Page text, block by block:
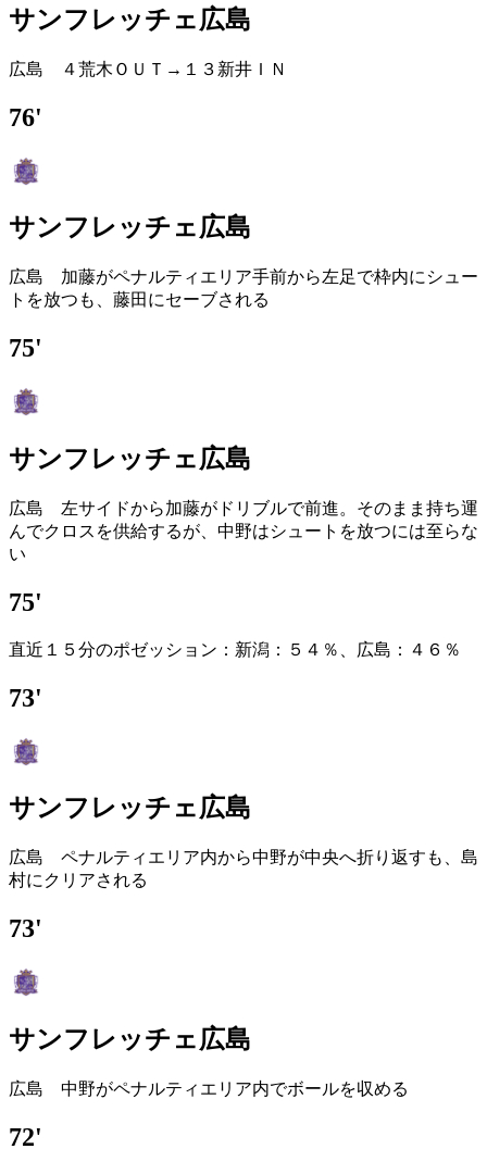
サンフレッチェ広島
広島 ４荒木ＯＵＴ→１３新井ＩＮ
76'
サンフレッチェ広島
広島 加藤がペナルティエリア手前から左足で枠内にシュー
トを放つも、藤田にセーブされる
75'
サンフレッチェ広島
広島 左サイドから加藤がドリブルで前進。そのまま持ち運
んでクロスを供給するが、中野はシュートを放つには至らな
い
75'
直近１５分のポゼッション：新潟：５４％、広島：４６％
73'
サンフレッチェ広島
広島 ペナルティエリア内から中野が中央へ折り返すも、島
村にクリアされる
73'
サンフレッチェ広島
広島 中野がペナルティエリア内でボールを収める
72'